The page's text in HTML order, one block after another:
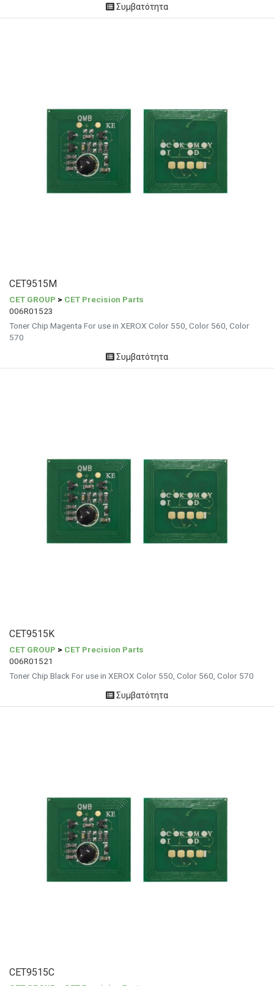
Συμβατότητα
CET9515M
CET GROUP > CET Precision Parts
006R01523
Toner Chip Magenta For use in XEROX Color 550, Color 560, Color
570
Συμβατότητα
CET9515K
CET GROUP > CET Precision Parts
006R01521
Toner Chip Black For use in XEROX Color 550, Color 560, Color 570
Συμβατότητα
CET9515C